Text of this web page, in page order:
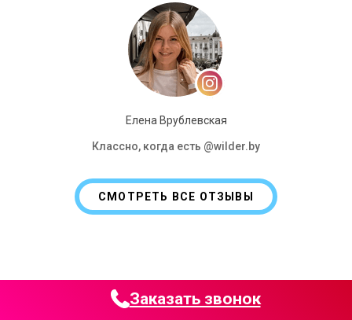
Елена Врублевская
Классно, когда есть @wilder.by
СМОТРЕТЬ ВСЕ ОТЗЫВЫ
Заказать звонок